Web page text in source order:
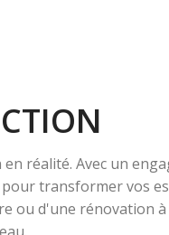
réalité. Avec un
transformer vos
ou d'une rénovation à